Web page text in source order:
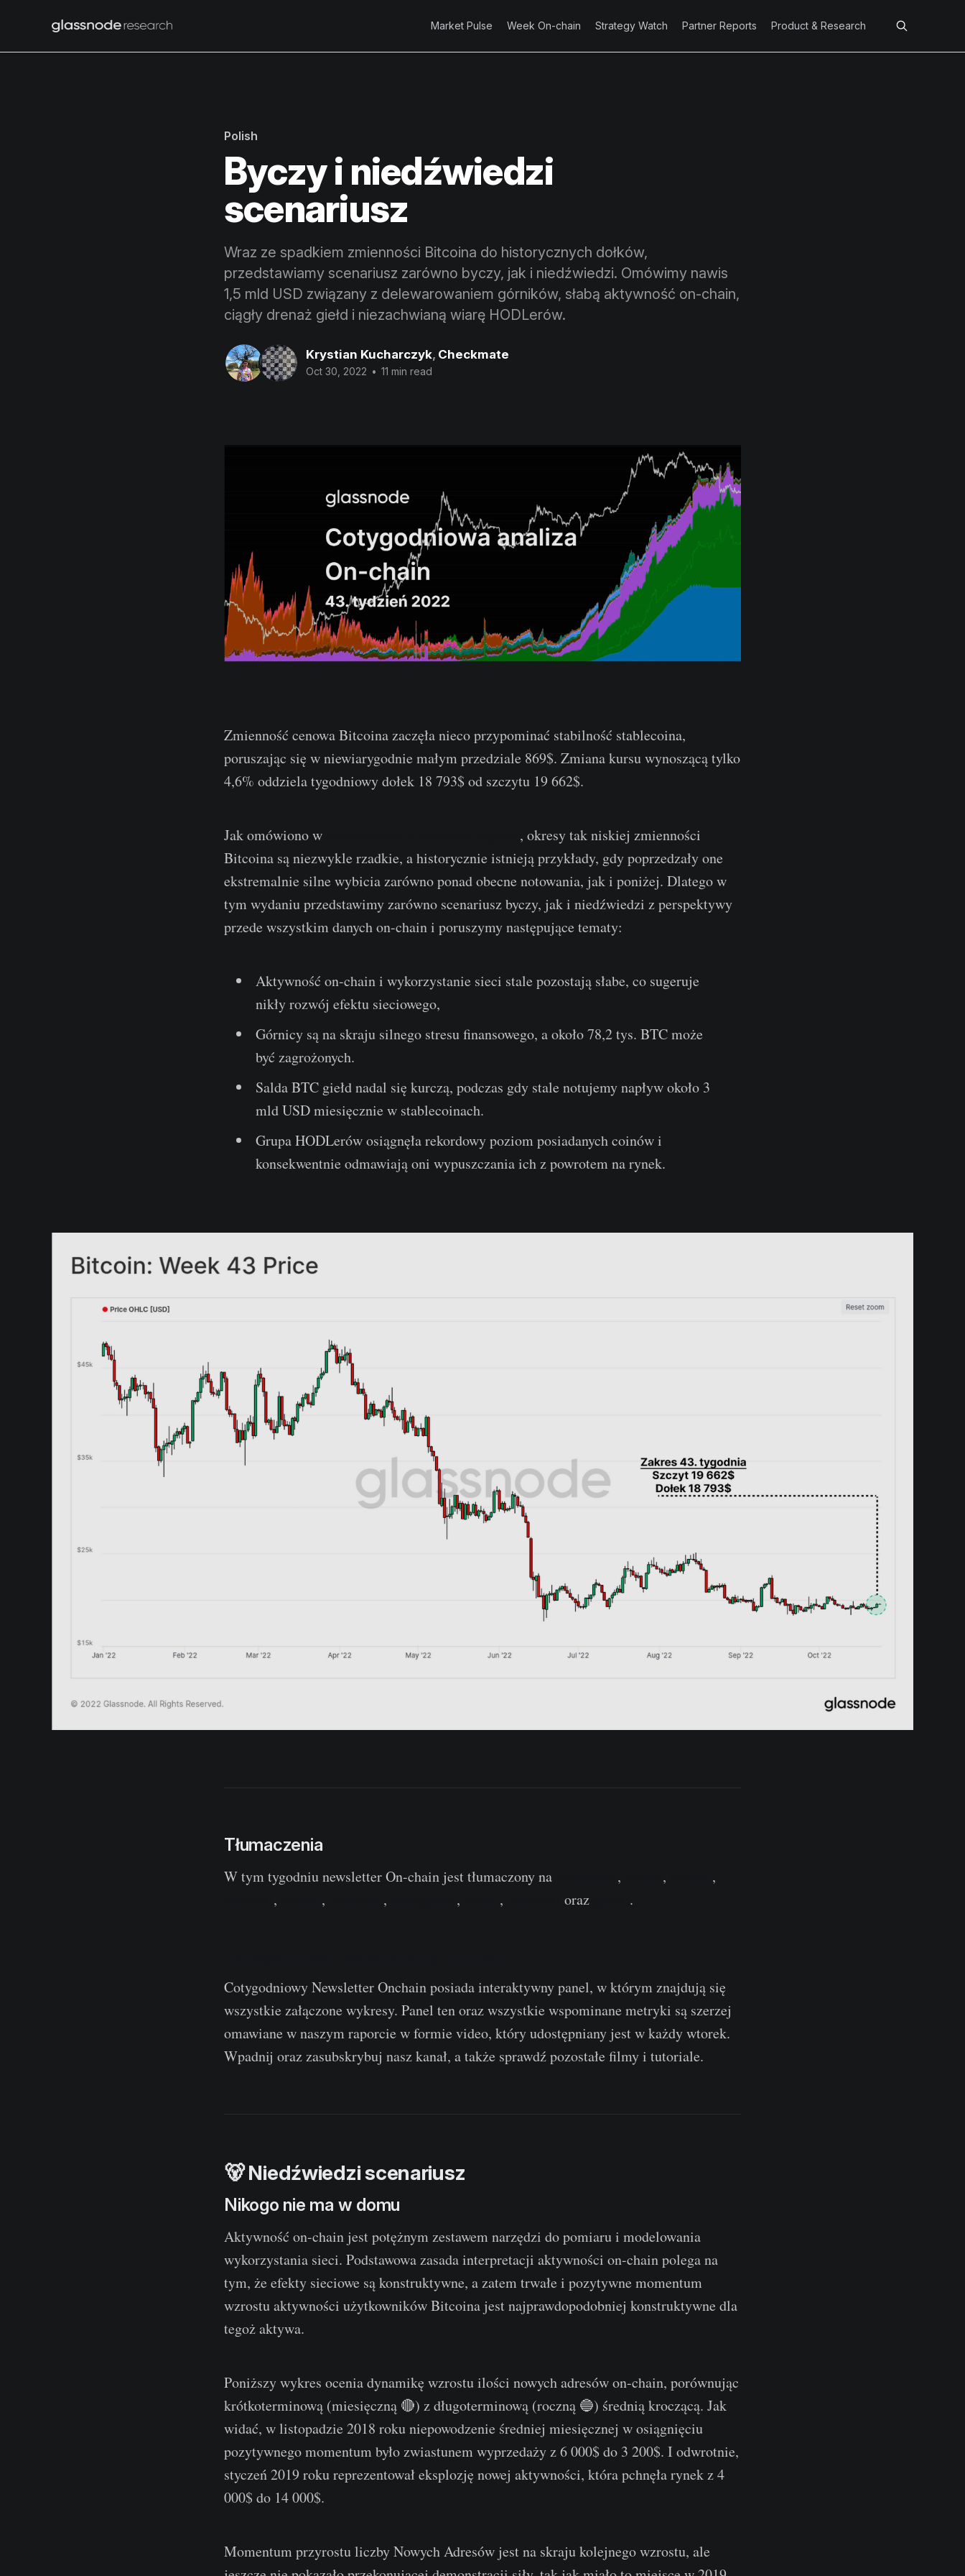
Market Pulse Week On-chain Strategy Watch Partner Reports Product & Research
Polish
Byczy i niedźwiedzi
scenariusz
Wraz ze spadkiem zmienności Bitcoina do historycznych dołków,
przedstawiamy scenariusz zarówno byczy, jak i niedźwiedzi. Omówimy nawis
1,5 mld USD związany z delewarowaniem górników, słabą aktywność on-chain,
ciągły drenaż giełd i niezachwianą wiarę HODLerów.
Krystian Kucharczyk, Checkmate
Oct 30, 2022 • 11 min read
Zmienność cenowa Bitcoina zaczęła nieco przypominać stabilność stablecoina,
poruszając się w niewiarygodnie małym przedziale 869$. Zmiana kursu wynoszącą tylko
4,6% oddziela tygodniowy dołek 18 793$ od szczytu 19 662$.
Jak omówiono w
, okresy tak niskiej zmienności
Bitcoina są niezwykle rzadkie, a historycznie istnieją przykłady, gdy poprzedzały one
ekstremalnie silne wybicia zarówno ponad obecne notowania, jak i poniżej. Dlatego w
tym wydaniu przedstawimy zarówno scenariusz byczy, jak i niedźwiedzi z perspektywy
przede wszystkim danych on-chain i poruszymy następujące tematy:
Aktywność on-chain i wykorzystanie sieci stale pozostają słabe, co sugeruje
nikły rozwój efektu sieciowego,
Górnicy są na skraju silnego stresu finansowego, a około 78,2 tys. BTC może
być zagrożonych.
Salda BTC giełd nadal się kurczą, podczas gdy stale notujemy napływ około 3
mld USD miesięcznie w stablecoinach.
Grupa HODLerów osiągnęła rekordowy poziom posiadanych coinów i
konsekwentnie odmawiają oni wypuszczania ich z powrotem na rynek.
Tłumaczenia
W tym tygodniu newsletter On-chain jest tłumaczony na , ,
,
, , , , , oraz .
Cotygodniowy Newsletter Onchain posiada interaktywny panel, w którym znajdują się
wszystkie załączone wykresy. Panel ten oraz wszystkie wspominane metryki są szerzej
omawiane w naszym raporcie w formie video, który udostępniany jest w każdy wtorek.
Wpadnij oraz zasubskrybuj nasz kanał, a także sprawdź pozostałe filmy i tutoriale.
🐻 Niedźwiedzi scenariusz
Nikogo nie ma w domu
Aktywność on-chain jest potężnym zestawem narzędzi do pomiaru i modelowania
wykorzystania sieci. Podstawowa zasada interpretacji aktywności on-chain polega na
tym, że efekty sieciowe są konstruktywne, a zatem trwałe i pozytywne momentum
wzrostu aktywności użytkowników Bitcoina jest najprawdopodobniej konstruktywne dla
tegoż aktywa.
Poniższy wykres ocenia dynamikę wzrostu ilości nowych adresów on-chain, porównując
krótkoterminową (miesięczną 🔴) z długoterminową (roczną 🔵) średnią kroczącą. Jak
widać, w listopadzie 2018 roku niepowodzenie średniej miesięcznej w osiągnięciu
pozytywnego momentum było zwiastunem wyprzedaży z 6 000$ do 3 200$. I odwrotnie,
styczeń 2019 roku reprezentował eksplozję nowej aktywności, która pchnęła rynek z 4
000$ do 14 000$.
Momentum przyrostu liczby Nowych Adresów jest na skraju kolejnego wzrostu, ale